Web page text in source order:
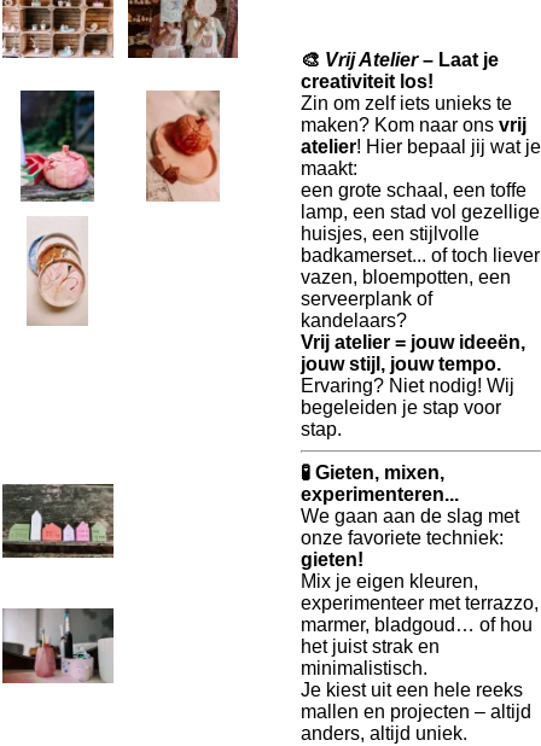
🎨 Vrij Atelier– Laat je
creativiteit los!
Zin om zelf iets unieks te
maken? Kom naar ons vrij
atelier! Hier bepaal jij wat je
maakt:
een grote schaal, een toffe
lamp, een stad vol gezellige
huisjes, een stijlvolle
badkamerset... of toch liever
vazen, bloempotten, een
serveerplank of
kandelaars?
Vrij atelier = jouw ideeën,
jouw stijl, jouw tempo.
Ervaring? Niet nodig! Wij
begeleiden je stap voor
stap.
🧪 Gieten, mixen,
experimenteren...
We gaan aan de slag met
onze favoriete techniek:
gieten!
Mix je eigen kleuren,
experimenteer met terrazzo,
marmer, bladgoud… of hou
het juist strak en
minimalistisch.
Je kiest uit een hele reeks
mallen en projecten – altijd
anders, altijd uniek.